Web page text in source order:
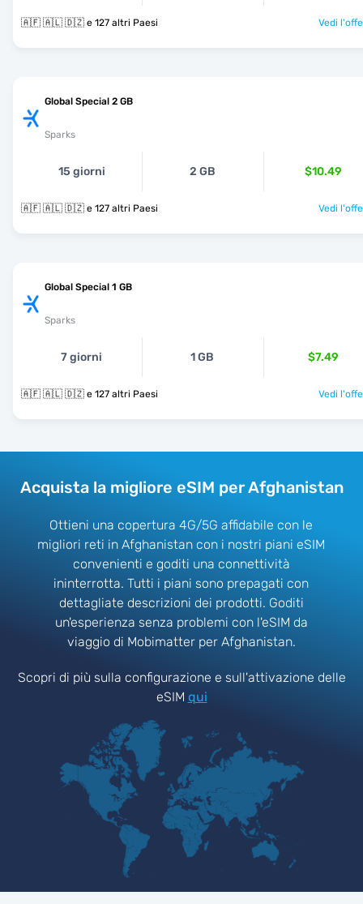
🇦🇫 🇦🇱 🇩🇿 e 127 altri Paesi Vedi
Global Special 2 GB
Sparks
15 giorni 2 GB $10.49
🇦🇫 🇦🇱 🇩🇿 e 127 altri Paesi Vedi
Global Special 1 GB
Sparks
7 giorni 1 GB $7.49
🇦🇫 🇦🇱 🇩🇿 e 127 altri Paesi Vedi
Acquista la migliore eSIM per Afghanistan
Ottieni una copertura 4G/5G affidabile con le
migliori reti in Afghanistan con i nostri piani eSIM
convenienti e goditi una connettività
ininterrotta. Tutti i piani sono prepagati con
dettagliate descrizioni dei prodotti. Goditi
un'esperienza senza problemi con l'eSIM da
viaggio di Mobimatter per Afghanistan.
Scopri di più sulla configurazione e sull'attivazione delle
eSIM qui